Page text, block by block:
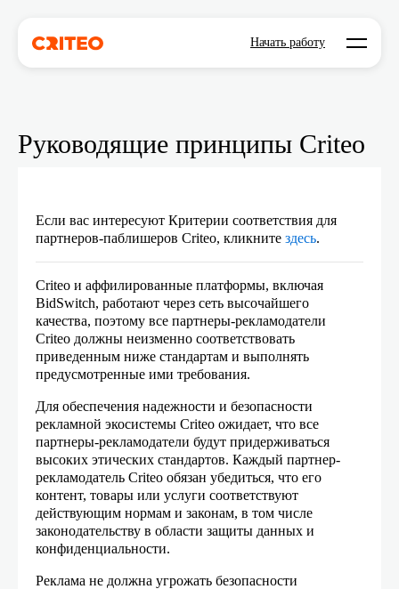
Начать работу Open
Руководящие принципы Criteo
Если вас интересуют Критерии соответствия для
партнеров-паблишеров Criteo, кликните здесь.
Criteo и аффилированные платформы, включая
BidSwitch, работают через сеть высочайшего
качества, поэтому все партнеры-рекламодатели
Criteo должны неизменно соответствовать
приведенным ниже стандартам и выполнять
предусмотренные ими требования.
Для обеспечения надежности и безопасности
рекламной экосистемы Criteo ожидает, что все
партнеры-рекламодатели будут придерживаться
высоких этических стандартов. Каждый партнер-
рекламодатель Criteo обязан убедиться, что его
контент, товары или услуги соответствуют
действующим нормам и законам, в том числе
законодательству в области защиты данных и
конфиденциальности.
Реклама не должна угрожать безопасности